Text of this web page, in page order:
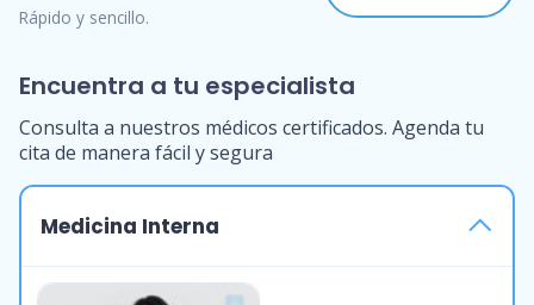
Rápido y sencillo.
Encuentra a tu especialista
Consulta a nuestros médicos certificados. Agenda tu
cita de manera fácil y segura
Medicina Interna